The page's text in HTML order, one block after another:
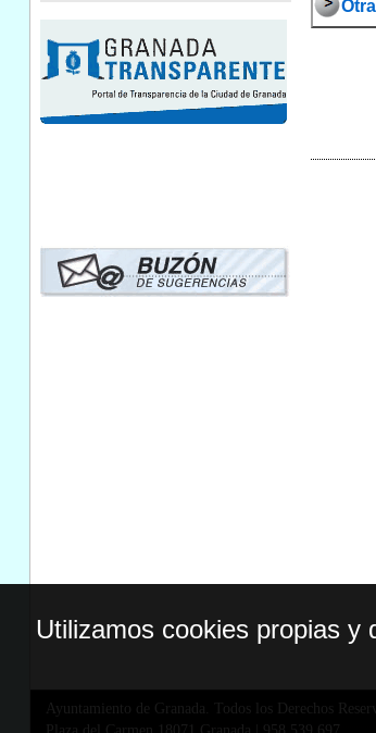
Ayuntamiento de Granada. Todos los Derechos
Utilizamos cookies propias y